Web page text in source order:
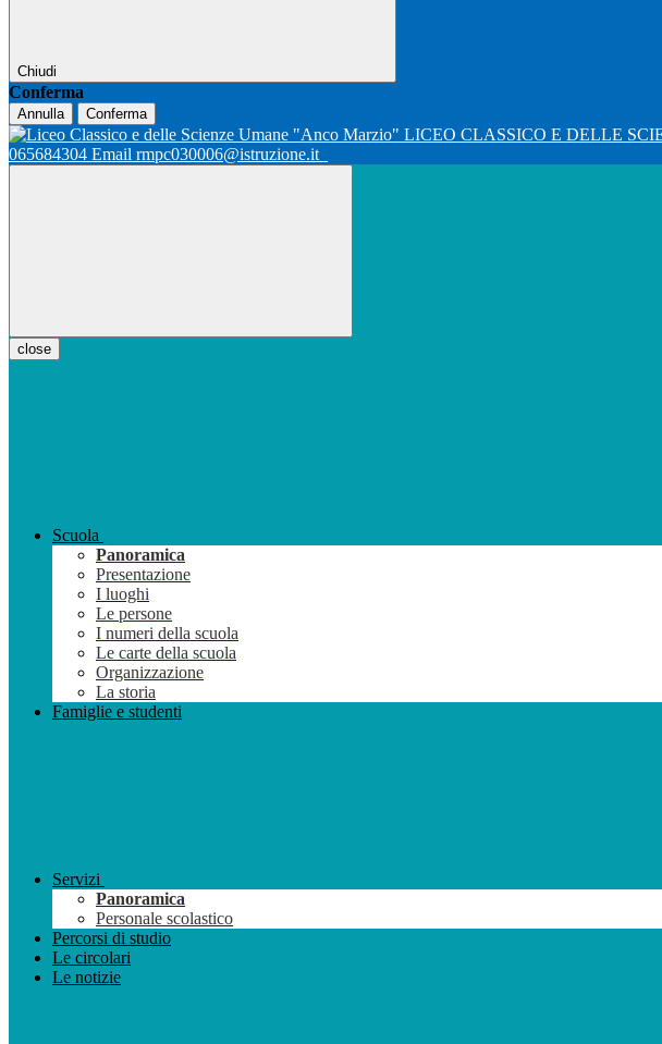
Chiudi
Conferma
Annulla Conferma
LICEO CLASSICO E DELLE
065684304 Email rmpc030006@istruzione.it
close
Scuola
Panoramica
Presentazione
I luoghi
Le persone
I numeri della scuola
Le carte della scuola
Organizzazione
La storia
Famiglie e studenti
Servizi
Panoramica
Personale scolastico
Percorsi di studio
Le circolari
Le notizie